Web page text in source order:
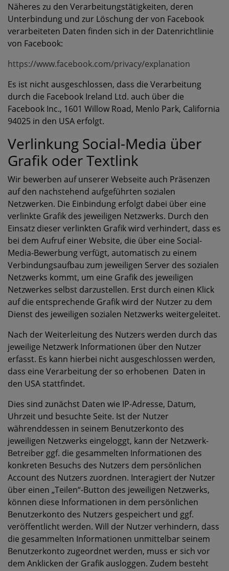
Näheres zu den Verarbeitungstätigkeiten, deren
Unterbindung und zur Löschung der von Facebook
verarbeiteten Daten finden sich in der Datenrichtlinie
von Facebook:
https://www.facebook.com/privacy/explanation
Es ist nicht ausgeschlossen, dass die Verarbeitung
durch die Facebook Ireland Ltd. auch über die
Facebook Inc., 1601 Willow Road, Menlo Park, California
94025 in den USA erfolgt.
Verlinkung Social-Media über
Grafik oder Textlink
Wir bewerben auf unserer Webseite auch Präsenzen
auf den nachstehend aufgeführten sozialen
Netzwerken. Die Einbindung erfolgt dabei über eine
verlinkte Grafik des jeweiligen Netzwerks. Durch den
Einsatz dieser verlinkten Grafik wird verhindert, dass es
bei dem Aufruf einer Website, die über eine Social-
Media-Bewerbung verfügt, automatisch zu einem
Verbindungsaufbau zum jeweiligen Server des sozialen
Netzwerks kommt, um eine Grafik des jeweiligen
Netzwerkes selbst darzustellen. Erst durch einen Klick
auf die entsprechende Grafik wird der Nutzer zu dem
Dienst des jeweiligen sozialen Netzwerks weitergeleitet.
Nach der Weiterleitung des Nutzers werden durch das
jeweilige Netzwerk Informationen über den Nutzer
erfasst. Es kann hierbei nicht ausgeschlossen werden,
dass eine Verarbeitung der so erhobenen Daten in
den USA stattfindet.
Dies sind zunächst Daten wie IP-Adresse, Datum,
Uhrzeit und besuchte Seite. Ist der Nutzer
währenddessen in seinem Benutzerkonto des
jeweiligen Netzwerks eingeloggt, kann der Netzwerk-
Betreiber ggf. die gesammelten Informationen des
konkreten Besuchs des Nutzers dem persönlichen
Account des Nutzers zuordnen. Interagiert der Nutzer
über einen „Teilen“-Button des jeweiligen Netzwerks,
können diese Informationen in dem persönlichen
Benutzerkonto des Nutzers gespeichert und ggf.
veröffentlicht werden. Will der Nutzer verhindern, dass
die gesammelten Informationen unmittelbar seinem
Benutzerkonto zugeordnet werden, muss er sich vor
dem Anklicken der Grafik ausloggen. Zudem besteht